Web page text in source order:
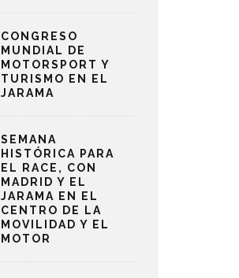
CONGRESO
MUNDIAL DE
MOTORSPORT Y
TURISMO EN EL
JARAMA
SEMANA
HISTÓRICA PARA
EL RACE, CON
MADRID Y EL
JARAMA EN EL
CENTRO DE LA
MOVILIDAD Y EL
MOTOR